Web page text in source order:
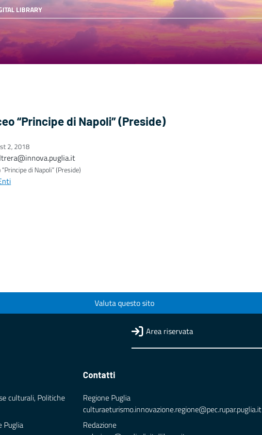
LIBRARY
“Principe di Napoli” (Preside)
2, 2018
“Principe di Napoli” (Preside)
Valuta questo sito
Area riservata
culturali, Politiche
Puglia
Contatti
Regione Puglia
culturaeturismo.innovazione.regione@pec.rupar.puglia.it
Redazione